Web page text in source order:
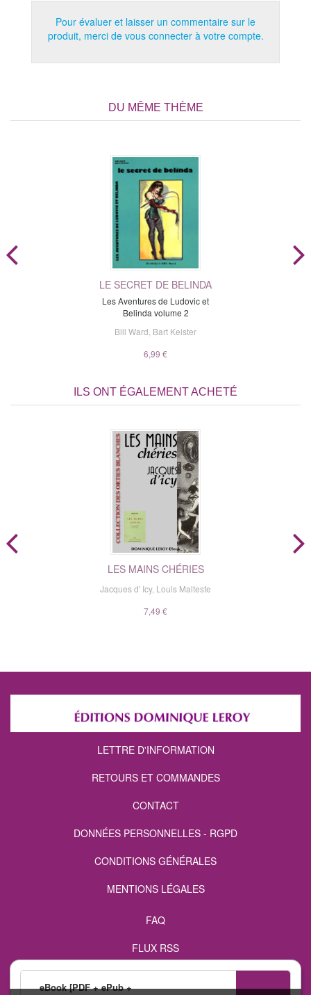
eBook [PDF + ePub +
Pour évaluer et laisser un commentaire sur le
produit, merci de vous connecter à votre compte.
DU MÊME THÈME
LE SECRET DE BELINDA
Les Aventures de Ludovic et
Belinda volume 2
Bill Ward Bart Keister
6,99 €
ILS ONT ÉGALEMENT ACHETÉ
LES MAINS CHÉRIES
Jacques d' Icy, Louis Malteste
7,49 €
LETTRE D'INFORMATION
RETOURS ET COMMANDES
CONTACT
DONNÉES PERSONNELLES - RGPD
CONDITIONS GÉNÉRALES
MENTIONS LÉGALES
FAQ
FLUX RSS